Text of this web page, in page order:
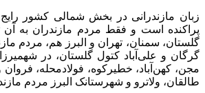
زبان مازندرانی در بخش شمالی کشور رایج
پراکنده است و فقط مردم مازندران به آن
گلستان، سمنان، تهران و البرز هم، مردم
گرگان و علی‌آباد کتول گلستان، در
مجن، کهن‌آباد، خطیرکوه، فولادمحله،
طالقان، ولاترو و شهرستانک البرز مردم